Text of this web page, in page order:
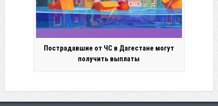
Пострадавшие от ЧС в Дагестане могут
получить выплаты